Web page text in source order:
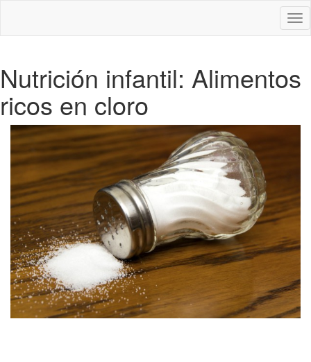
Nutrición infantil: Alimentos
ricos en cloro